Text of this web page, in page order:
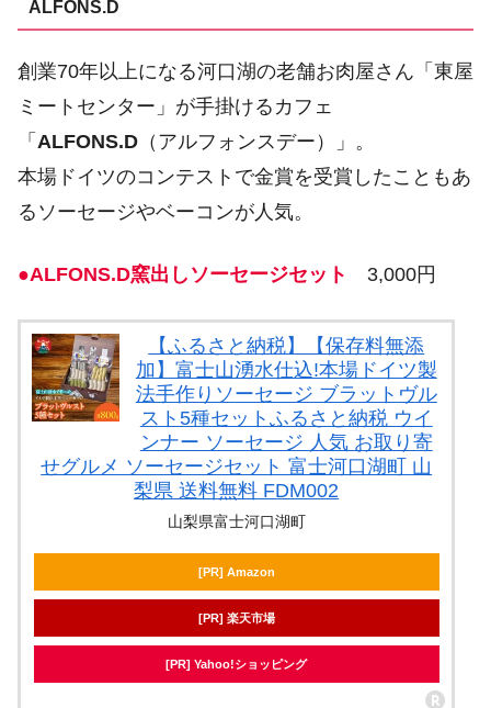
ALFONS.D
創業70年以上になる河口湖の老舗お肉屋さん「東屋
ミートセンター」が手掛けるカフェ
「 ALFONS.D （アルフォンスデー）」。
本場ドイツのコンテストで金賞を受賞したこともあ
るソーセージやベーコンが人気。
●ALFONS.D窯出しソーセージセット 3,000円
【ふるさと納税】【保存料無添
加】富士山湧水仕込!本場ドイツ製
法手作りソーセージ ブラットヴル
スト5種セットふるさと納税 ウイ
ンナー ソーセージ 人気 お取り寄
せグルメ ソーセージセット 富士河口湖町 山
梨県 送料無料 FDM002
山梨県富士河口湖町
[PR] Amazon
[PR] 楽天市場
[PR] Yahoo!ショッピング